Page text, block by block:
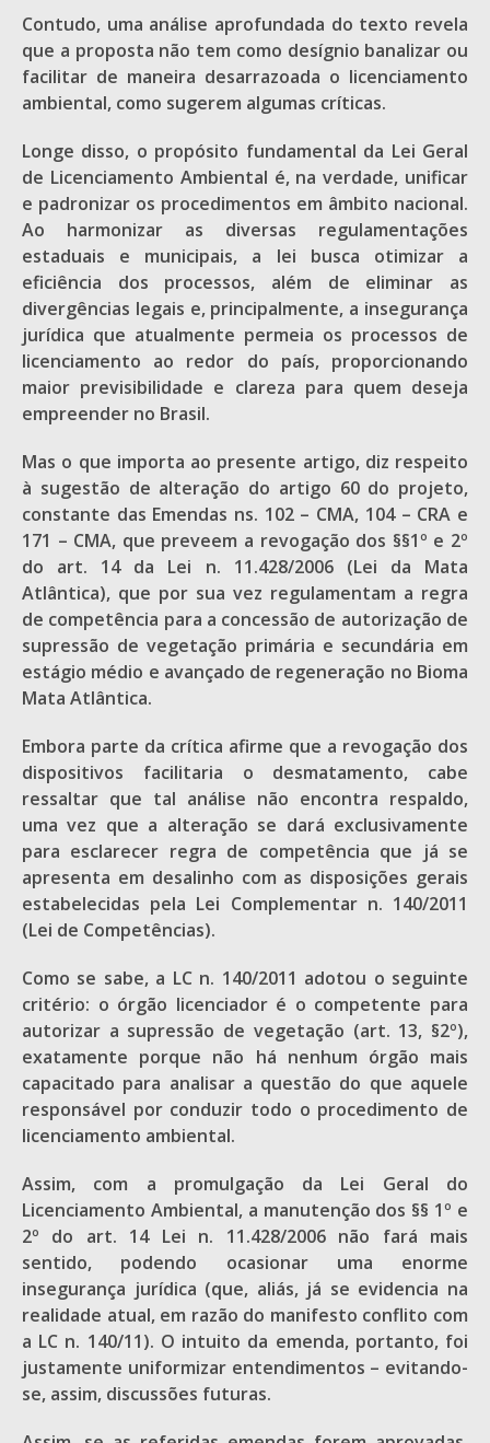
Contudo, uma análise aprofundada do texto revela
que a proposta não tem como desígnio banalizar ou
facilitar de maneira desarrazoada o licenciamento
ambiental, como sugerem algumas críticas.
Longe disso, o propósito fundamental da Lei Geral
de Licenciamento Ambiental é, na verdade, unificar
e padronizar os procedimentos em âmbito nacional.
Ao harmonizar as diversas regulamentações
estaduais e municipais, a lei busca otimizar a
eficiência dos processos, além de eliminar as
divergências legais e, principalmente, a insegurança
jurídica que atualmente permeia os processos de
licenciamento ao redor do país, proporcionando
maior previsibilidade e clareza para quem deseja
empreender no Brasil.
Mas o que importa ao presente artigo, diz respeito
à sugestão de alteração do artigo 60 do projeto,
constante das Emendas ns. 102 – CMA, 104 – CRA e
171 – CMA, que preveem a revogação dos §§1º e 2º
do art. 14 da Lei n. 11.428/2006 (Lei da Mata
Atlântica), que por sua vez regulamentam a regra
de competência para a concessão de autorização de
supressão de vegetação primária e secundária em
estágio médio e avançado de regeneração no Bioma
Mata Atlântica.
Embora parte da crítica afirme que a revogação dos
dispositivos facilitaria o desmatamento, cabe
ressaltar que tal análise não encontra respaldo,
uma vez que a alteração se dará exclusivamente
para esclarecer regra de competência que já se
apresenta em desalinho com as disposições gerais
estabelecidas pela Lei Complementar n. 140/2011
(Lei de Competências).
Como se sabe, a LC n. 140/2011 adotou o seguinte
critério: o órgão licenciador é o competente para
autorizar a supressão de vegetação (art. 13, §2º),
exatamente porque não há nenhum órgão mais
capacitado para analisar a questão do que aquele
responsável por conduzir todo o procedimento de
licenciamento ambiental.
Assim, com a promulgação da Lei Geral do
Licenciamento Ambiental, a manutenção dos §§ 1º e
2º do art. 14 Lei n. 11.428/2006 não fará mais
sentido, podendo ocasionar uma enorme
insegurança jurídica (que, aliás, já se evidencia na
realidade atual, em razão do manifesto conflito com
a LC n. 140/11). O intuito da emenda, portanto, foi
justamente uniformizar entendimentos – evitando-
se, assim, discussões futuras.